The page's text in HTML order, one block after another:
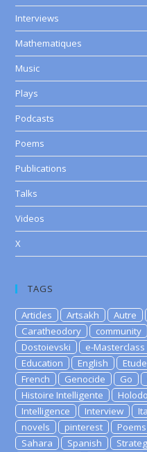
Interviews
Mathematiques
Music
Plays
Podcasts
Poems
Publications
Talks
Videos
X
TAGS
Articles Artsakh Autre
Caratheodory
community
Dostoievski
e-Masterclass
Education
English Etude
French
Genocide Go
Histoire Intelligente
Intelligence
Interview
novels
pinterest Poems
Sahara
Spanish